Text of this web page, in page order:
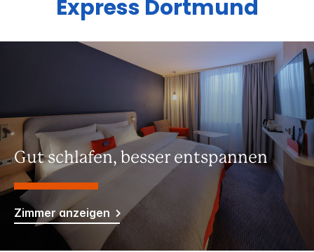
Express Dortmund
Gut schlafen, besser entspannen
Zimmer anzeigen